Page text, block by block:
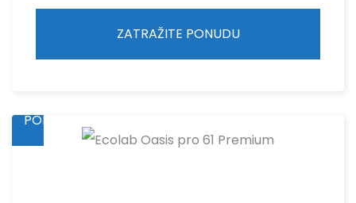
ZATRAŽITE PONUDU
PONUDU